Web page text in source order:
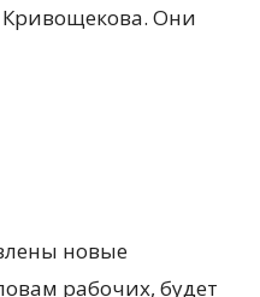
Кривощекова. Они
новые
рабочих, будет